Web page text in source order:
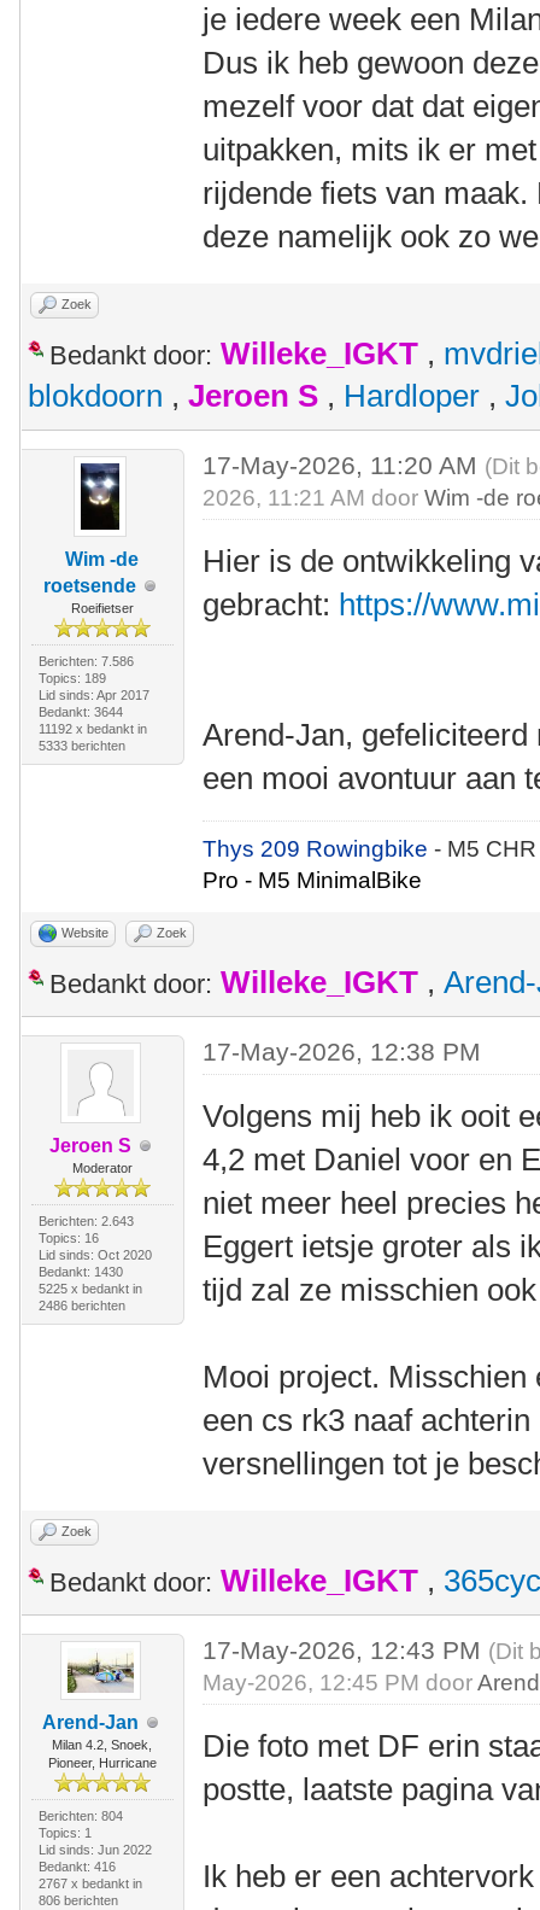
je iedere week een
Dus ik heb gewoon
mezelf voor dat dat
uitpakken, mits ik er
rijdende fiets van
deze namelijk ook zo
Zoek
Bedankt door: Willeke_IGKT ,
blokdoorn , Jeroen S , Hardloper ,
Wim -de
roetsende
Roeifietser
Berichten: 7.586
Topics: 189
Lid sinds: Apr 2017
Bedankt: 3644
11192 x bedankt in
5333 berichten
17-May-2026, 11:20 AM (Dit
2026, 11:21 AM doorWim -de
Hier is de ontwikkeling
gebracht: https://
Arend-Jan,
een mooi avontuur aan
Thys 209 Rowingbike- M5
Pro - M5 MinimalBike
Website Zoek
Bedankt door: Willeke_IGKT ,
Jeroen S
Moderator
Berichten: 2.643
Topics: 16
Lid sinds: Oct 2020
Bedankt: 1430
5225 x bedankt in
2486 berichten
17-May-2026, 12:38 PM
Volgens mij heb ik ooit
4,2 met Daniel voor en
niet meer heel precies
Eggert ietsje groter als
tijd zal ze misschien
Mooi project.
een cs rk3 naaf
versnellingen tot je
Zoek
Bedankt door: Willeke_IGKT ,
Arend-Jan
Milan 4.2, Snoek,
Pioneer, Hurricane
Berichten: 804
Topics: 1
Lid sinds: Jun 2022
Bedankt: 416
2767 x bedankt in
806 berichten
17-May-2026, 12:43 PM (Dit
May-2026, 12:45 PM door
Die foto met DF erin
postte, laatste pagina
Ik heb er een